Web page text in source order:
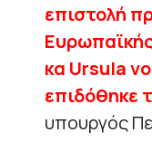
επιστολή
κα Ursula
επιδόθηκε
υπουργός